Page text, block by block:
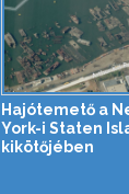
Hajótemető a
York-i Staten
kikötőjében